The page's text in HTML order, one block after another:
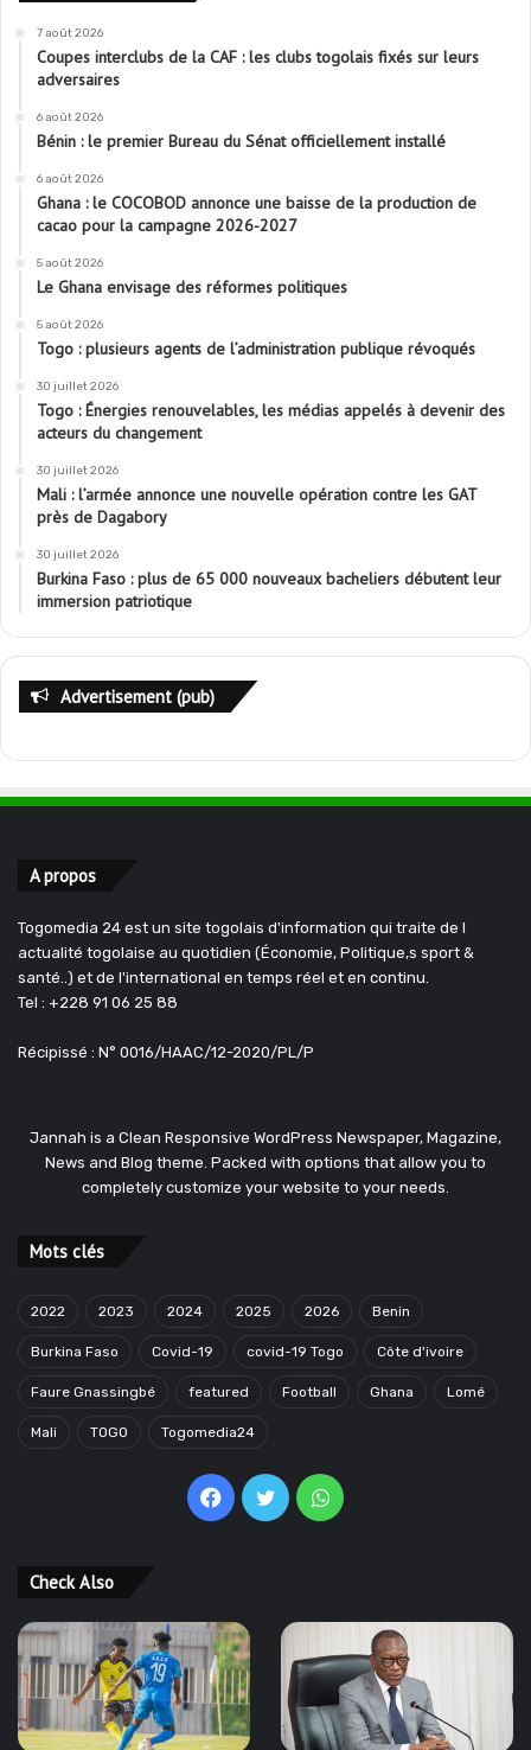
7 août 2026
Coupes interclubs de la CAF : les clubs togolais fixés sur leurs
adversaires
6 août 2026
Bénin : le premier Bureau du Sénat officiellement installé
6 août 2026
Ghana : le COCOBOD annonce une baisse de la production de
cacao pour la campagne 2026-2027
5 août 2026
Le Ghana envisage des réformes politiques
5 août 2026
Togo : plusieurs agents de l’administration publique révoqués
30 juillet 2026
Togo : Énergies renouvelables, les médias appelés à devenir des
acteurs du changement
30 juillet 2026
Mali : l’armée annonce une nouvelle opération contre les GAT
près de Dagabory
30 juillet 2026
Burkina Faso : plus de 65 000 nouveaux bacheliers débutent leur
immersion patriotique
Advertisement (pub)
A propos
Togomedia 24 est un site togolais d'information qui traite de l
actualité togolaise au quotidien (Économie, Politique,s sport &
santé..) et de l'international en temps réel et en continu.
Tel : +228 91 06 25 88
Récipissé : N° 0016/HAAC/12-2020/PL/P
Jannah is a Clean Responsive WordPress Newspaper, Magazine,
News and Blog theme. Packed with options that allow you to
completely customize your website to your needs.
Mots clés
2022 2023 2024 2025 2026 Benin
Burkina Faso Covid-19 covid-19 Togo Côte d'ivoire
Faure Gnassingbé featured Football Ghana Lomé
Mali TOGO Togomedia24
Facebook
TwitterWhatsApp
Check Also